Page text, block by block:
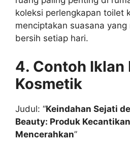
koleksi perlengkapan toilet
menciptakan suasana
bersih setiap hari.
4. Contoh Iklan
Kosmetik
Judul: “Keindahan Sejati
Beauty: Produk
Mencerahkan”